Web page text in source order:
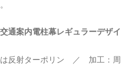
通案内電柱幕レギュラーデザイ
は反射ターポリン ／ 加工：周